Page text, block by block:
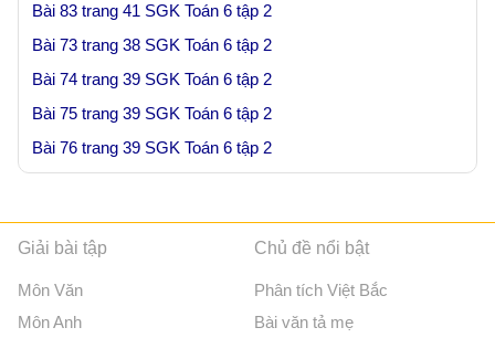
Bài 83 trang 41 SGK Toán 6 tập 2
Bài 73 trang 38 SGK Toán 6 tập 2
Bài 74 trang 39 SGK Toán 6 tập 2
Bài 75 trang 39 SGK Toán 6 tập 2
Bài 76 trang 39 SGK Toán 6 tập 2
Giải bài tập
Môn Văn
Môn Anh
Chủ đề nổi bật
Phân tích Việt Bắc
Bài văn tả mẹ